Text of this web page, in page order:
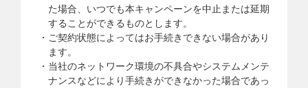
た場合、いつでも本キャンペーンを中止または延期
することができるものとします。
ご契約状態によってはお手続きできない場合があり
ます。
当社のネットワーク環境の不具合やシステムメンテ
ナンスなどにより手続きができなかった場合であっ